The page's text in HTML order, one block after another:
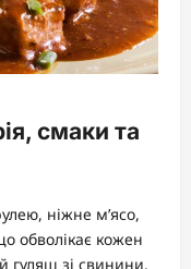
смаки та
ніжне м’ясо,
обволікає кожен
гуляш зі свинини.